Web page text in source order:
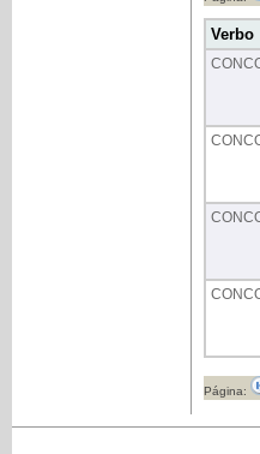
Verbo
Página: